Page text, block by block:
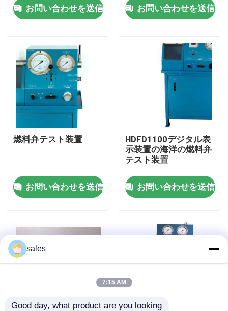
家へ
製品
ビデオ
わたしたち に つい て
工場 ツアー
品質管理
引金 を 求め て ください
油圧空気ポンプ
お問い合わせを送信 お問い合わせを送信
燃料弁テスト装置
お問い合わせを送信
HDFD1100デジタル表
示装置の海洋の燃料弁
テスト装置
お問い合わせを送信
sales
7:15 AM
Good day, what product are you looking